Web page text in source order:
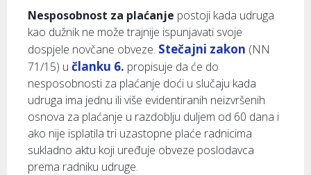
Nesposobnost za plaćanje postoji kada udruga
kao dužnik ne može trajnije ispunjavati svoje
dospjele novčane obveze. Stečajni zakon (NN
71/15) u članku 6. propisuje da će do
nesposobnosti za plaćanje doći u slučaju kada
udruga ima jednu ili više evidentiranih neizvršenih
osnova za plaćanje u razdoblju duljem od 60 dana i
ako nije isplatila tri uzastopne plaće radnicima
sukladno aktu koji uređuje obveze poslodavca
prema radniku udruge.